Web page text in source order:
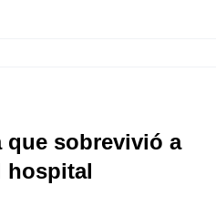
que sobrevivió a
hospital